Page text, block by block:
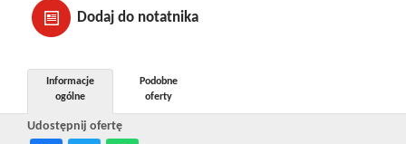
Dodaj do notatnika
Udostępnij ofertę
Informacje
ogólne
Podobne
oferty